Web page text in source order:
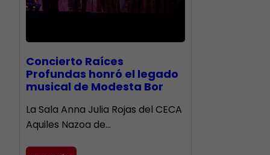
​Concierto Raíces
Profundas honró el legado
musical de Modesta Bor
La Sala Anna Julia Rojas del CECA
Aquiles Nazoa de…